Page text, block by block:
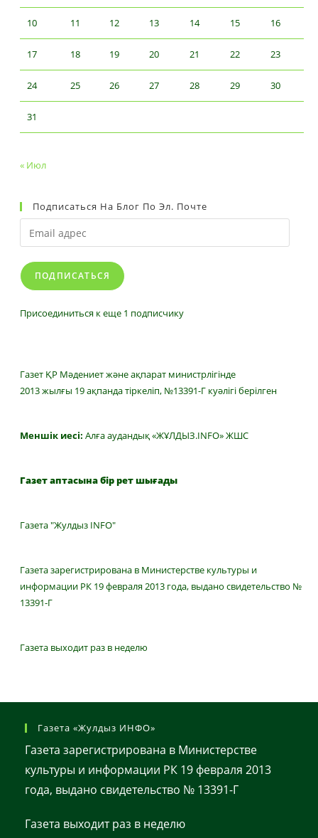
10 11 12 13 14 15 16
17 18 19 20 21 22 23
24 25 26 27 28 29 30
31
« Июл
Подписаться На Блог По Эл. Почте
Email
адрес
ПОДПИСАТЬСЯ
Присоединиться к еще 1 подписчику
Газет ҚР Мәдениет және ақпарат министрлігінде
2013 жылғы 19 ақпанда тіркеліп, №13391-Г куәлігі берілген
Меншік иесі: Алға аудандық «ЖҰЛДЫЗ.INFO» ЖШС
Газет аптасына бір рет шығады
Газета "Жулдыз INFO"
Газета зарегистрирована в Министерстве культуры и
информации РК 19 февраля 2013 года, выдано свидетельство №
13391-Г
Газета выходит раз в неделю
Газета «Жулдыз ИНФО»
Газета зарегистрирована в Министерстве
культуры и информации РК 19 февраля 2013
года, выдано свидетельство № 13391-Г
Газета выходит раз в неделю